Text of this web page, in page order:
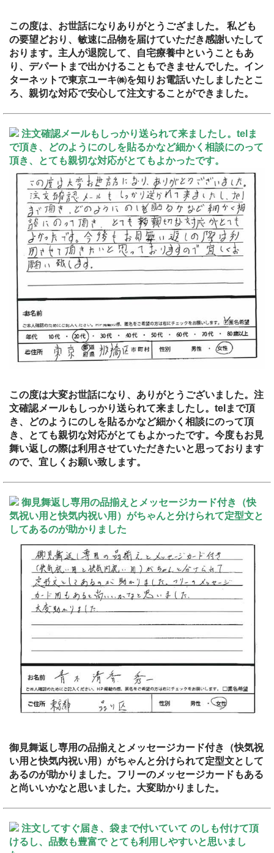
この度は、お世話になりありがとうござました。 私ども
の要望どおり、敏速に品物を届けていただき感謝いたして
おります。主人が退院して、自宅療養中ということもあ
り、デパートまで出かけることもできませんでした。イン
ターネットで東京ユーキ㈱を知りお電話いたしましたとこ
ろ、親切な対応で安心して注文することができました。
注文確認メールもしっかり送られて来ましたし。telま
で頂き、どのようにのしを貼るかなど細かく相談にのって
頂き、とても親切な対応がとてもよかったです。
この度は大変お世話になり、ありがとうございました。注
文確認メールもしっかり送られて来ましたし。telまで頂
き、どのようにのしを貼るかなど細かく相談にのって頂
き、とても親切な対応がとてもよかったです。今度もお見
舞い返しの際は利用させていただきたいと思っております
ので、宜しくお願い致します。
御見舞返し専用の品揃えとメッセージカード付き（快
気祝い用と快気内祝い用）がちゃんと分けられて定型文と
してあるのが助かりました
御見舞返し専用の品揃えとメッセージカード付き（快気祝
い用と快気内祝い用）がちゃんと分けられて定型文として
あるのが助かりました。フリーのメッセージカードもある
と尚いいかなと思いました。大変助かりました。
注文してすぐ届き、袋まで付いていて のしも付けて頂
けるし、品数も豊富で とても利用しやすいと思いまし